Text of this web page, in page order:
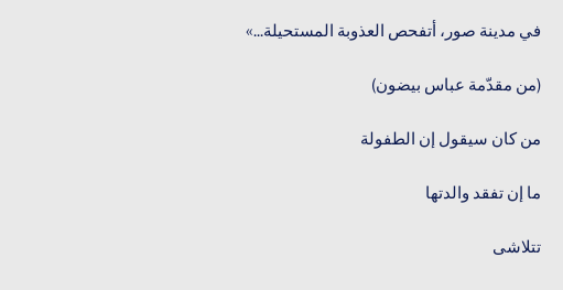
في مدينة صور، أتفحص العذوبة المستحيلة...»
(من مقدّمة عباس بيضون)
من كان سيقول إن الطفولة
ما إن تفقد والدتها
تتلاشى